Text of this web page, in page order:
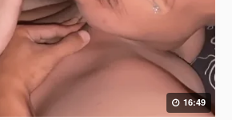
16:49